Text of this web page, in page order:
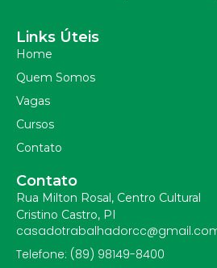
Links Úteis
Home
Quem Somos
Vagas
Cursos
Contato
Contato
Rua Milton Rosal, Centro Cultural
Cristino Castro, PI
Telefone: (89) 98149-8400